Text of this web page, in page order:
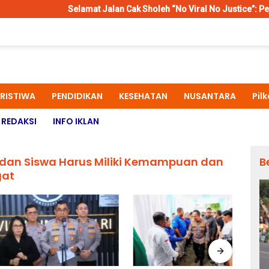
Selamat Jalan Cak Sholeh “No Viral No Justice”: Pejuang Konstitusi
PENDIDIKAN KESEHATAN NUSANTARA
REDAKSI INFO IKLAN
Siswa Harus Miliki Kemampuan dan